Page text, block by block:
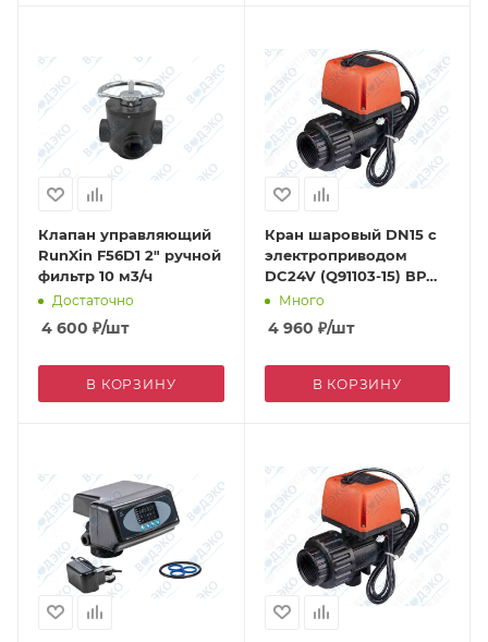
Клапан управляющий
RunXin F56D1 2" ручной
фильтр 10 м3/ч
Достаточно
4 600 ₽/шт
В КОРЗИНУ
Кран шаровый DN15 с
электроприводом
DC24V (Q91103-15) ВР
1/2"Много
4 960 ₽/шт
В КОРЗИНУ